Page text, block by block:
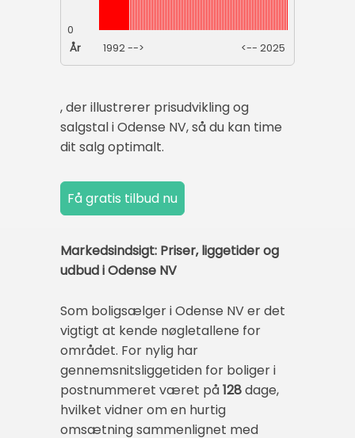
0
År
1992 --> <-- 2025
, der illustrerer prisudvikling og
salgstal i Odense NV, så du kan time
dit salg optimalt.
Markedsindsigt: Priser, liggetider og
udbud i Odense NV
Som boligsælger i Odense NV er det
vigtigt at kende nøgletallene for
området. For nylig har
gennemsnitsliggetiden for boliger i
postnummeret været på128dage,
hvilket vidner om en hurtig
omsætning sammenlignet med